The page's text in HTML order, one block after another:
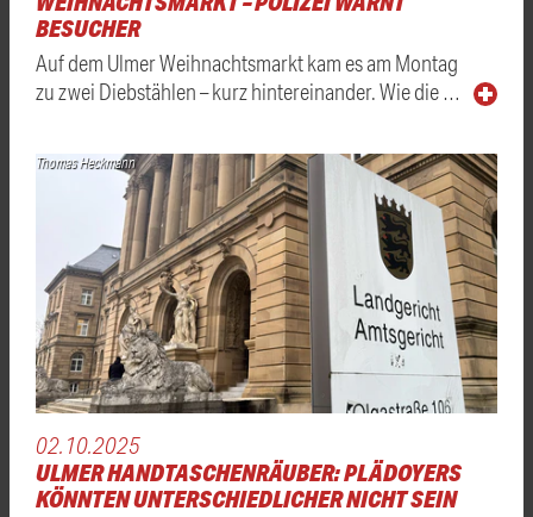
BESUCHER
Auf dem Ulmer Weihnachtsmarkt kam es am Montag
zu zwei Diebstählen – kurz hintereinander. Wie die …
Thomas Heckmann
02.10.2025
ULMER HANDTASCHENRÄUBER: PLÄDOYERS
KÖNNTEN UNTERSCHIEDLICHER NICHT SEIN